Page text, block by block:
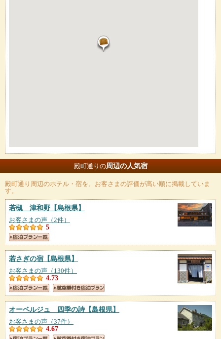
殿町通りの周辺の人気宿
殿町通り 周辺のホテル・宿を、お客さまの評価が高い順に掲載していま
す。
若槻 津和野 【島根県】
お客さまの声（2件）
5
若さぎの宿 【島根県】
お客さまの声（130件）
4.73
オーベルジュ 四季の詩【島根県】
お客さまの声（37件）
4.67